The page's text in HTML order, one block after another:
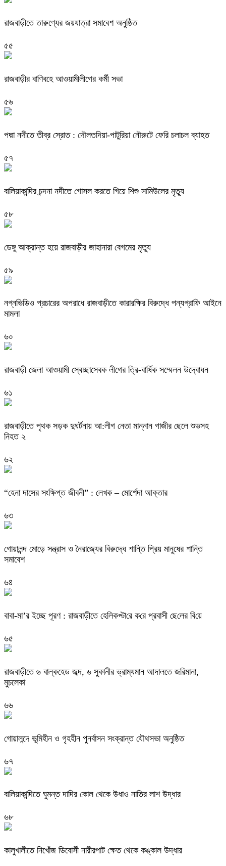
রাজবাড়ীতে তারুণ্যের জয়যাত্রা সমাবেশ অনুষ্ঠিত
৫৫
রাজবাড়ীর বাণিবহে আওয়ামীলীগের কর্মী সভা
৫৬
পদ্মা নদীতে তীব্র স্রোত : দৌলতদিয়া-পাটুরিয়া নৌরুটে ফেরি চলাচল ব্যাহত
৫৭
বালিয়াকান্দির চন্দনা নদীতে গোসল করতে গিয়ে শিশু সামিউলের মৃত্যু
৫৮
ডেঙ্গু আক্রান্ত হয়ে রাজবাড়ীর জাহানারা বেগমের মৃত্যু
৫৯
নগ্নভিডিও প্রচারের অপরাধে রাজবাড়ীতে কারারক্ষির বিরুদ্ধে পন্যগ্রাফি আইনে
মামলা
৬০
রাজবাড়ী জেলা আওয়ামী স্বেচ্ছাসেবক লীগের ত্রি-বার্ষিক সম্মেলন উদ্বোধন
৬১
রাজবাড়ীতে পৃথক সড়ক দুঘর্টনায় আ:লীগ নেতা মান্নান গাজীর ছেলে শুভসহ
নিহত ২
৬২
“হেনা দাসের সংক্ষিপ্ত জীবনী” : লেখক – মোর্শেদা আক্তার
৬৩
গোয়ালন্দ মোড়ে সন্ত্রাস ও নৈরাজ্যের বিরুদ্ধে শান্তি প্রিয় মানুষের শান্তি
সমাবেশ
৬৪
বাবা-মা’র ইচ্ছে পূরণ : রাজবাড়ীতে হেলিকপ্টা‌রে ক‌রে প্রবাসী ছে‌লের বি‌য়ে
৬৫
রাজবাড়ীতে ৬ বাল্কহেড জব্দ, ৬ সুকানীর ভ্রাম্যমান আদালতে জরিমানা,
মুচলেকা
৬৬
গোয়ালন্দে ভূমিহীন ও গৃহহীন পুনর্বাসন সংক্রান্ত যৌথসভা অনুষ্ঠিত
৬৭
বালিয়াকান্দিতে ঘুমন্ত দাদির কোল থেকে উধাও নাতির লাশ উদ্ধার
৬৮
কালুখালীতে নিখোঁজ ডিবোর্সী নারীরপাট ক্ষেত থেকে কঙ্কাল উদ্ধার